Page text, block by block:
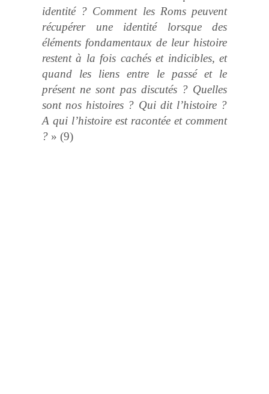
identité ? Comment les Roms peuvent
récupérer une identité lorsque des
éléments fondamentaux de leur histoire
restent à la fois cachés et indicibles, et
quand les liens entre le passé et le
présent ne sont pas discutés ? Quelles
sont nos histoires ? Qui dit l’histoire ?
A qui l’histoire est racontée et comment
? » (9)